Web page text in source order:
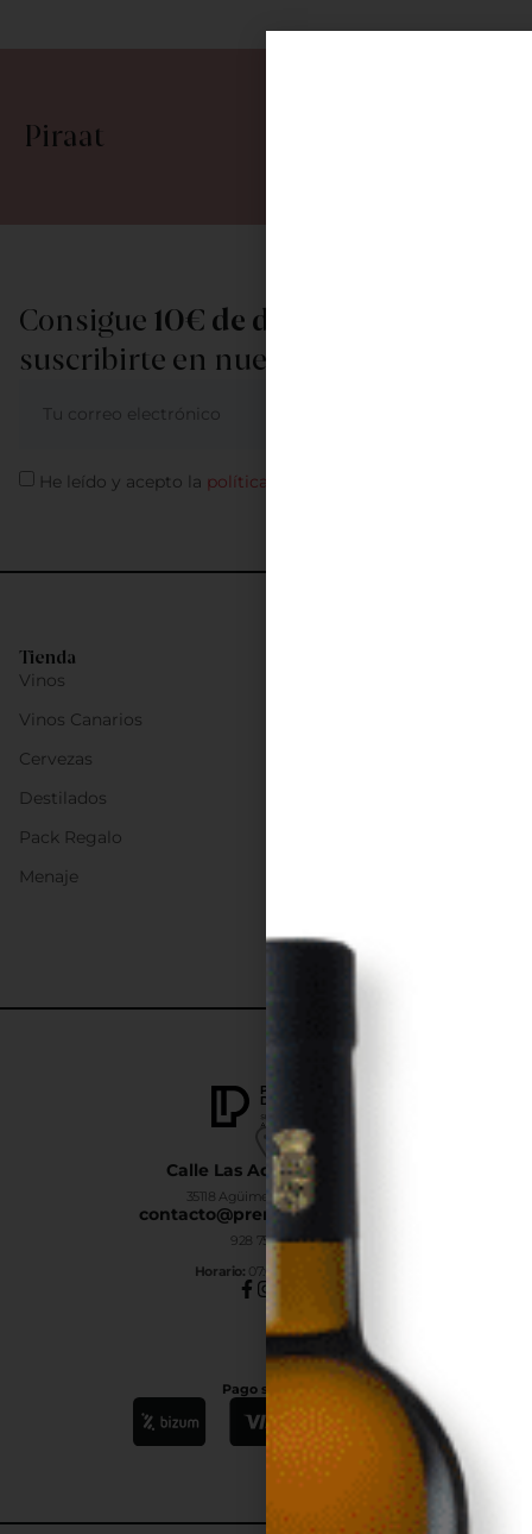
Piraat
Calle Las Adelfas Nº6-B
35118 Agüimes, Las Palmas
contacto@premiumdrinks.es
928 754 363
Horario: 07:00h a 15:00h
Pago seguro
Tienda
Vinos
Vinos Canarios
Cervezas
Destilados
Pack Regalo
Menaje
Consigue 10€ de descuento
suscribirte en nuestra newsletter
He leído y acepto la política de privacidad